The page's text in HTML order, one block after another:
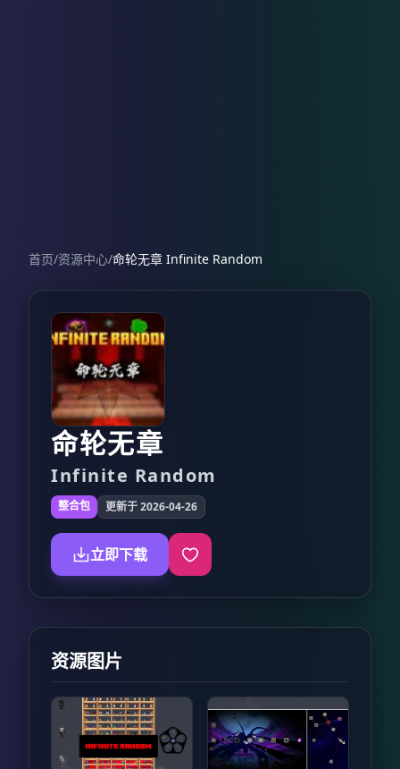
首页/资源中心/命轮无章 Infinite Random
命轮无章
Infinite Random
整合包 更新于 2026-04-26
立即下载
资源图片